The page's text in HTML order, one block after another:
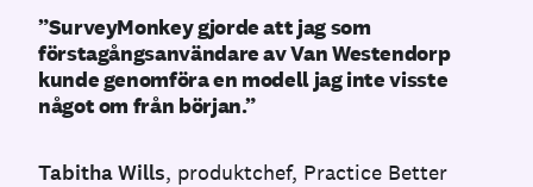
”SurveyMonkey gjorde att jag som
förstagångsanvändare av Van Westendorp
kunde genomföra en modell jag inte visste
något om från början.”
Tabitha Wills, produktchef, Practice Better